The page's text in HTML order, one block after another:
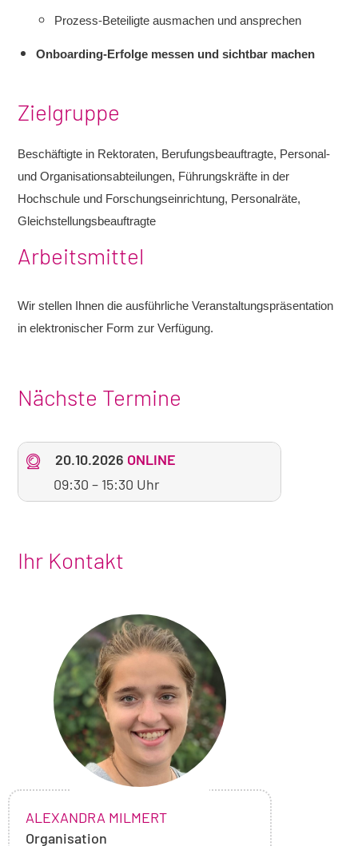
Prozess-Beteiligte ausmachen und ansprechen
Onboarding-Erfolge messen und sichtbar machen
Zielgruppe
Beschäftigte in Rektoraten, Berufungsbeauftragte, Personal-
und Organisationsabteilungen, Führungskräfte in der
Hochschule und Forschungseinrichtung, Personalräte,
Gleichstellungsbeauftragte
Arbeitsmittel
Wir stellen Ihnen die ausführliche Veranstaltungspräsentation
in elektronischer Form zur Verfügung.
Nächste Termine
20.10.2026 ONLINE
09:30– 15:30 Uhr
Ihr Kontakt
Foto
von
Alexandra
Milmert
NAME:
ALEXANDRA MILMERT,
Organisation